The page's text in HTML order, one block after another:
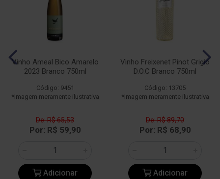
Vinho Ameal Bico Amarelo
2023 Branco 750ml
Código: 9451
*Imagem meramente ilustrativa
De: R$ 65,53
Por: R$ 59,90
Adicionar
Vinho Freixenet Pinot Grigio
D.O.C Branco 750ml
Código: 13705
*Imagem meramente ilustrativa
De: R$ 89,70
Por: R$ 68,90
Adicionar